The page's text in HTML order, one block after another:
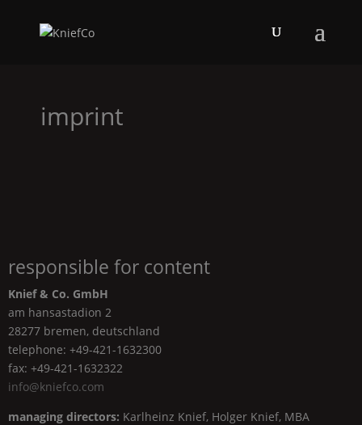
imprint
responsible for content
Knief & Co. GmbH
am hansastadion 2
28277 bremen, deutschland
telephone: +49-421-1632300
fax: +49-421-1632322
info@kniefco.com
managing directors: Karlheinz Knief, Holger Knief, MBA